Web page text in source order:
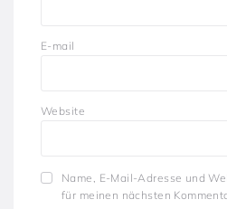
E-mail
Website
Name, E-Mail-Adresse und
für meinen nächsten